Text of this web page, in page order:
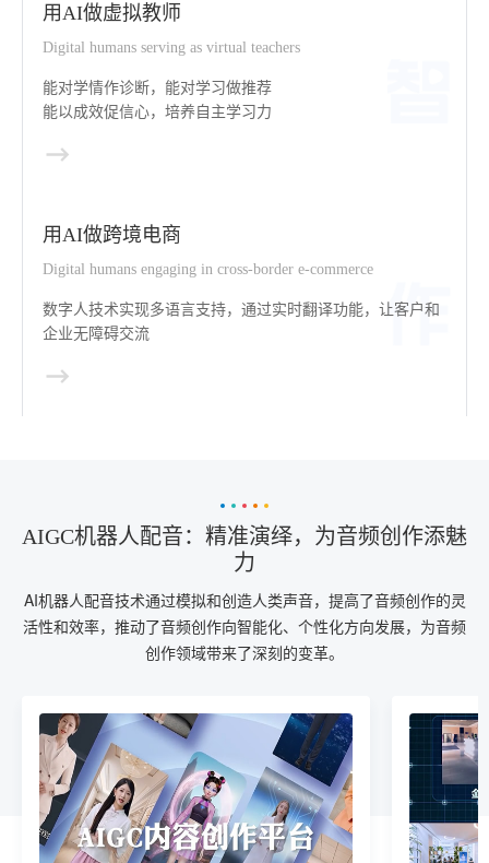
用AI做虚拟教师
Digital humans serving as virtual teachers
能对学情作诊断，能对学习做推荐
能以成效促信心，培养自主学习力
用AI做跨境电商
Digital humans engaging in cross-border e-commerce
数字人技术实现多语言支持，通过实时翻译功能，让客户和
企业无障碍交流
AIGC机器人配音：精准演绎，为音频创作添魅
力
AI机器人配音技术通过模拟和创造人类声音，提高了音频创作的灵
活性和效率，推动了音频创作向智能化、个性化方向发展，为音频
创作领域带来了深刻的变革。